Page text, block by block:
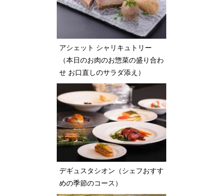
アシェット シャリキュトリー
（本日のお肉のお惣菜の盛り合わ
せ お口直しのサラダ添え）
デギュスタシオン（シェフおすす
めの季節のコース）